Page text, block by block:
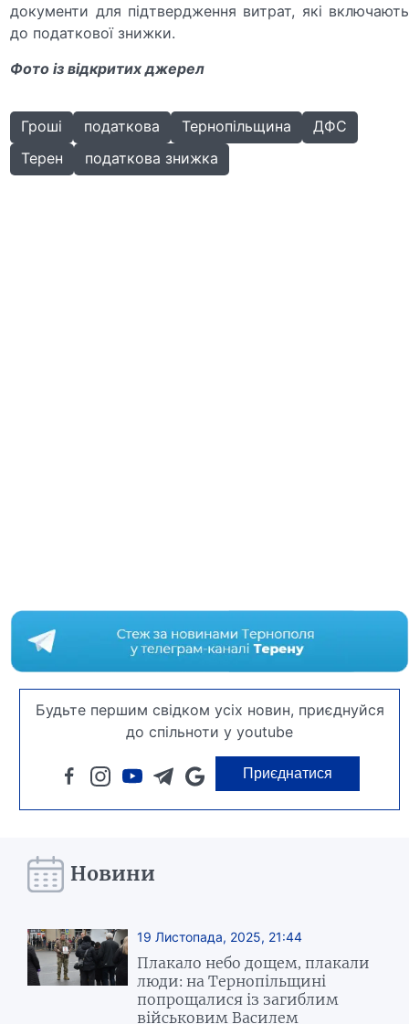
документи для підтвердження витрат, які включають
до податкової знижки.
Фото із відкритих джерел
Гроші податкова Тернопільщина
ДФС
Терен
податкова знижка
Будьте першим свідком усіх новин, приєднуйся
до спільноти у youtube
Приєднатися
Новини
19 Листопада, 2025, 21:44
Плакало небо дощем, плакали
люди: на Тернопільщині
попрощалися із загиблим
військовим Василем